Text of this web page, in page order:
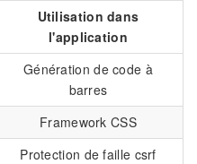
Utilisation dans
l'application
Génération de code à
barres
Framework CSS
Protection de faille csrf